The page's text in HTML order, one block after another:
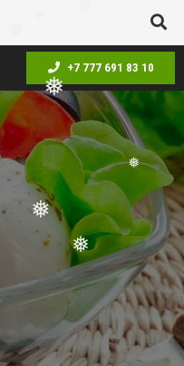
❅
❅
❅
❅
+7 777 691 83 10